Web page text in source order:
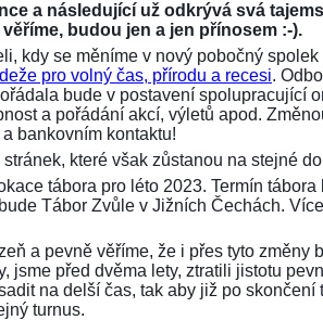
a následující už odkrývá svá
budou jen a jen přínosem :-).
kdy se měníme v nový pobočný
pro volný čas, přírodu a recesi.
bude v postavení spolupracující
a pořádání akcí, výletů apod.
bankovním kontaktu!
které však zůstanou na stejné
tábora pro léto 2023. Termín
Tábor Zvůle v Jižních Čechách.
a pevně věříme, že i přes tyto změny
jsme před dvěma lety, ztratili jistotu
na delší čas, tak aby již po skončení
turnus.